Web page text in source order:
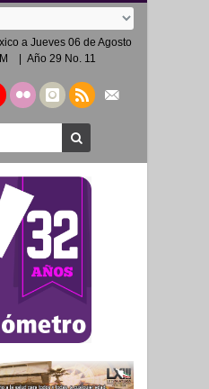
a Jueves 06 de Agosto
| Año 29 No. 11